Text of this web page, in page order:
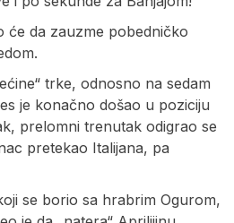
će da zauzme pobedničko
trke, odnosno na sedam
je konačno došao u poziciju
prelomni trenutak odigrao se
pretekao Italijana, pa
se borio sa hrabrim Ogurom,